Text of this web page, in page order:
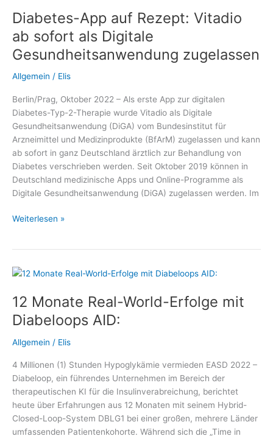
Closed-
Loop-
System
Diabetes-App auf Rezept: Vitadio
ab sofort als Digitale
Gesundheitsanwendung zugelassen
Allgemein / Elis
Berlin/Prag, Oktober 2022 – Als erste App zur digitalen
Diabetes-Typ-2-Therapie wurde Vitadio als Digitale
Gesundheitsanwendung (DiGA) vom Bundesinstitut für
Arzneimittel und Medizinprodukte (BfArM) zugelassen und kann
ab sofort in ganz Deutschland ärztlich zur Behandlung von
Diabetes verschrieben werden. Seit Oktober 2019 können in
Deutschland medizinische Apps und Online-Programme als
Digitale Gesundheitsanwendung (DiGA) zugelassen werden. Im
Diabetes-
Vitadio
sofort
als
Digitale
Gesundheitsanwendung
Weiterlesen »
12 Monate Real-World-Erfolge mit
Diabeloops AID:
Allgemein / Elis
4 Millionen (1) Stunden Hypoglykämie vermieden EASD 2022 –
Diabeloop, ein führendes Unternehmen im Bereich der
therapeutischen KI für die Insulinverabreichung, berichtet
heute über Erfahrungen aus 12 Monaten mit seinem Hybrid-
Closed-Loop-System DBLG1 bei einer großen, mehrere Länder
umfassenden Patientenkohorte. Während sich die „Time in